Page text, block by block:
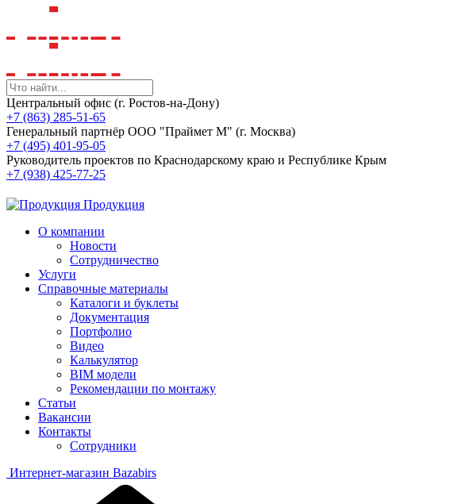
Центральный офис (г. Ростов-на-Дону)
+7 (863) 285-51-65
Генеральный партнёр ООО "Праймет М" (г. Москва)
+7 (495) 401-95-05
Руководитель проектов по Краснодарскому краю и Республике Крым
+7 (938) 425-77-25
Продукция
О компании
Новости
Сотрудничество
Услуги
Справочные материалы
Каталоги и буклеты
Документация
Портфолио
Видео
Калькулятор
BIM модели
Рекомендации по монтажу
Статьи
Вакансии
Контакты
Сотрудники
Интернет-магазин Bazabirs